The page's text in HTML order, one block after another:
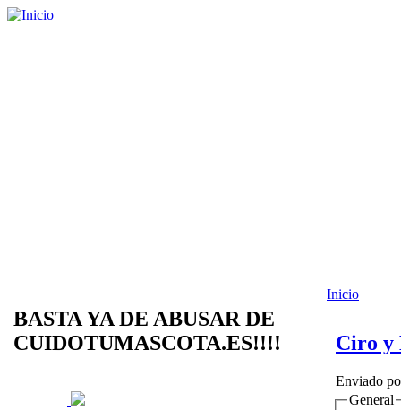
BASTA YA DE ABUSAR DE
CUIDOTUMASCOTA.ES!!!!
Inicio
Ciro y
Enviado
General